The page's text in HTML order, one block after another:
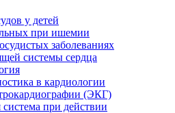
у детей
при ишемии
заболеваниях
системы сердца
в кардиологии
(ЭКГ)
система при действии